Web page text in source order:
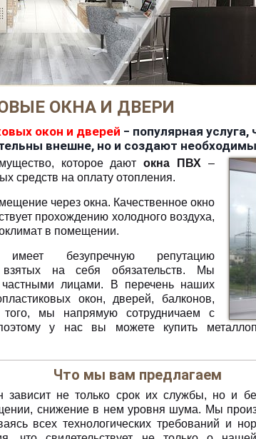
ОКНА И ДВЕРИ
окон и дверей ‒ популярная
внешне, но и создают
которое даютокна ПВХ –
средств на оплату отопления.
через окна. Качественное окно
прохождению холодного воздуха,
в помещении.
безупречную репутацию
взятых на себя обязательств. Мы
лицами. В перечень наших
окон, дверей, балконов,
мы напрямую сотрудничаем с
у нас вы можете купить
Что мы вам предлагаем
зависит не только срок их службы, но и
снижение в нем уровня шума. Мы
всех технологических требований и